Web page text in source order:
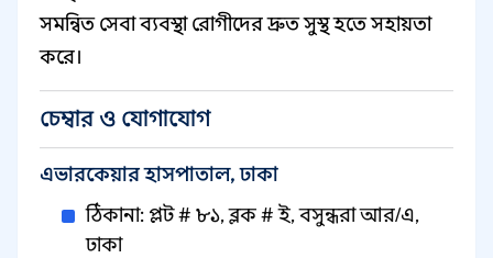
সমন্বিত সেবা ব্যবস্থা রোগীদের দ্রুত সুস্থ হতে সহায়তা
করে।
চেম্বার ও যোগাযোগ
এভারকেয়ার হাসপাতাল, ঢাকা
ঠিকানা: প্লট # ৮১, ব্লক # ই, বসুন্ধরা আর/এ,
ঢাকা